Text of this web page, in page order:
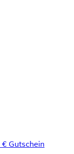
Gutschein